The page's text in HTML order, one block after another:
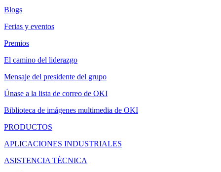
Blogs
Ferias y eventos
Premios
El camino del liderazgo
Mensaje del presidente del grupo
Únase a la lista de correo de OKI
Biblioteca de imágenes multimedia de OKI
PRODUCTOS
APLICACIONES INDUSTRIALES
ASISTENCIA TÉCNICA